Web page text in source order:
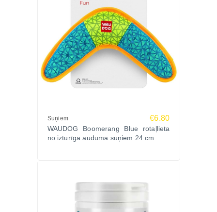
Suņiem €6.80
WAUDOG Boomerang Blue rotaļlieta
no izturīga auduma suņiem 24 cm